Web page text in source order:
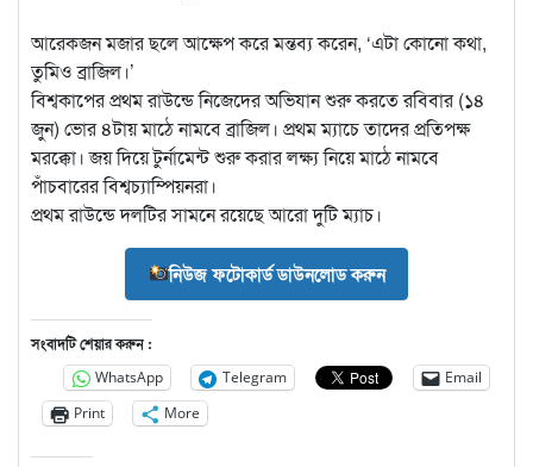
আরেকজন মজার ছলে আক্ষেপ করে মন্তব্য করেন, ‘এটা কোনো কথা,
তুমিও ব্রাজিল।’
বিশ্বকাপের প্রথম রাউন্ডে নিজেদের অভিযান শুরু করতে রবিবার (১৪
জুন) ভোর ৪টায় মাঠে নামবে ব্রাজিল। প্রথম ম্যাচে তাদের প্রতিপক্ষ
মরক্কো। জয় দিয়ে টুর্নামেন্ট শুরু করার লক্ষ্য নিয়ে মাঠে নামবে
পাঁচবারের বিশ্বচ্যাম্পিয়নরা।
প্রথম রাউন্ডে দলটির সামনে রয়েছে আরো দুটি ম্যাচ।
নিউজ ফটোকার্ড ডাউনলোড করুন
সংবাদটি শেয়ার করুন :
WhatsApp Telegram
Email
Print
More